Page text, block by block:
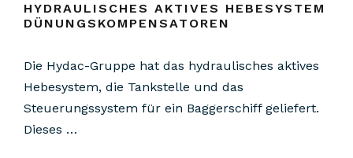
HYDRAULISCHES AKTIVES HEBESYSTEM
DÜNUNGSKOMPENSATOREN
Die Hydac-Gruppe hat das hydraulisches aktives
Hebesystem, die Tankstelle und das
Steuerungssystem für ein Baggerschiff geliefert.
Dieses …